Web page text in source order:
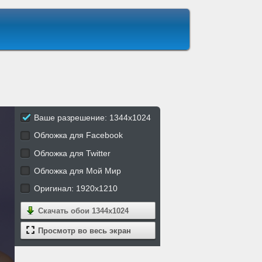
Ваше разрешение: 1344x1024
Обложка для Facebook
Обложка для Twitter
Обложка для Мой Мир
Оригинал: 1920x1210
Скачать обои 1344x1024
Просмотр во весь экран